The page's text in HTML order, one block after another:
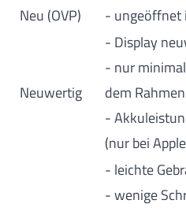
Neu (OVP)
- ungeöffnet
Neuwertig
- Display
- nur
dem
-
(nur bei
- leichte
- wenige